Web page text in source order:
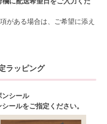
がある場合は、ご希望に添え
ラッピング
ンシール
ールをご指定ください。